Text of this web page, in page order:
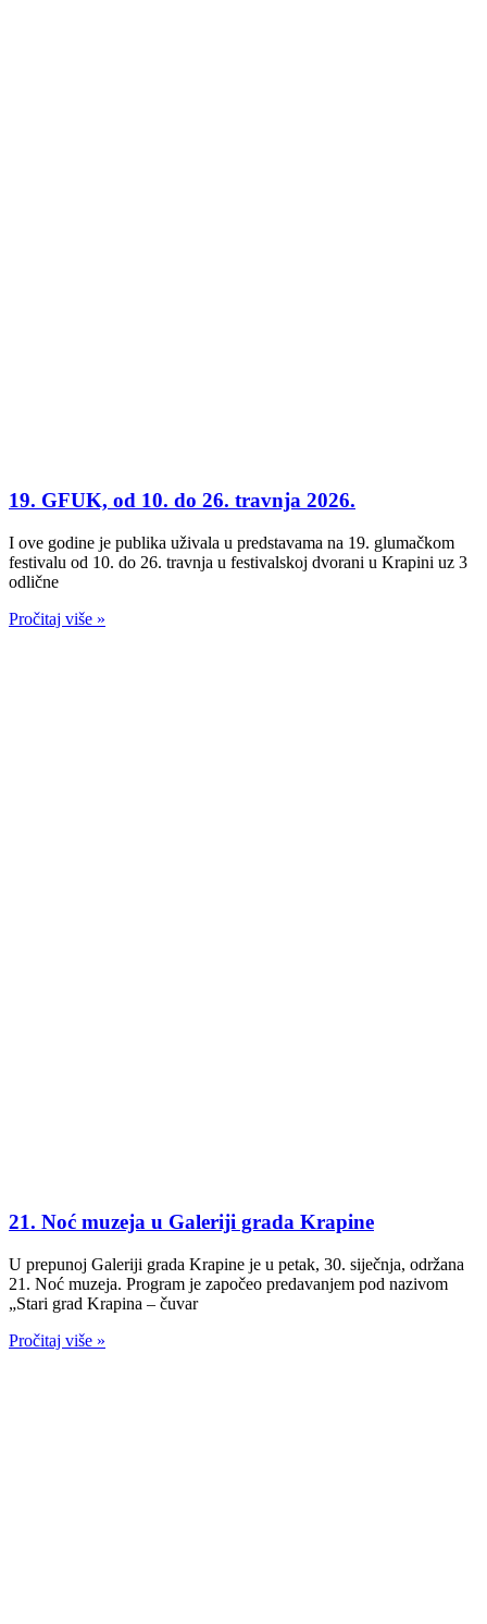
19. GFUK, od 10. do 26. travnja 2026.
I ove godine je publika uživala u predstavama na 19. glumačkom
festivalu od 10. do 26. travnja u festivalskoj dvorani u Krapini uz 3
odlične
Pročitaj više »
21. Noć muzeja u Galeriji grada Krapine
U prepunoj Galeriji grada Krapine je u petak, 30. siječnja, održana
21. Noć muzeja. Program je započeo predavanjem pod nazivom
„Stari grad Krapina – čuvar
Pročitaj više »